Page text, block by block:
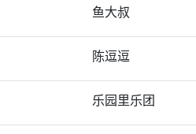
鱼大叔
陈逗逗
乐园里乐团